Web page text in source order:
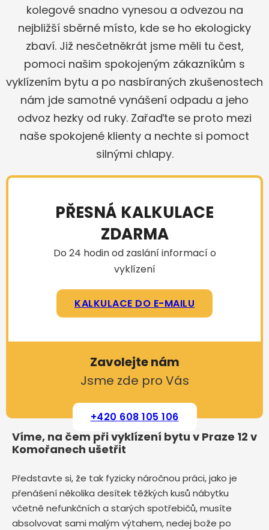
kolegové snadno vynesou a odvezou na
nejbližší sběrné místo, kde se ho ekologicky
zbaví. Již nesčetněkrát jsme měli tu čest,
pomoci našim spokojeným zákazníkům s
vyklízením bytu a po nasbíraných zkušenostech
nám jde samotné vynášení odpadu a jeho
odvoz hezky od ruky. Zařaďte se proto mezi
naše spokojené klienty a nechte si pomoct
silnými chlapy.
PŘESNÁ KALKULACE
ZDARMA
Do 24 hodin od zaslání informací o
vyklízení
KALKULACE DO E-MAILU
Zavolejte nám
Jsme zde pro Vás
+420 608 105 106
Víme, na čem při vyklízení bytu v Praze 12 v
Komořanech ušetřit
Představte si, že tak fyzicky náročnou práci, jako je
přenášení několika desítek těžkých kusů nábytku
včetně nefunkčních a starých spotřebičů, musíte
absolvovat sami malým výtahem, nedej bože po